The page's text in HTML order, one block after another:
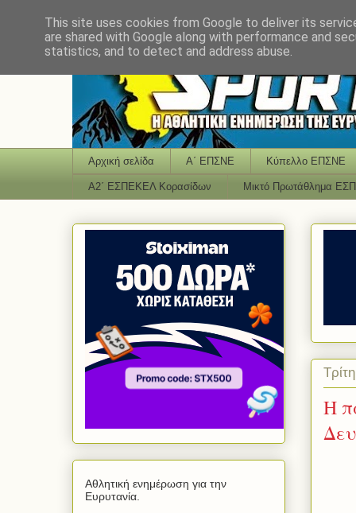
Αρχική σελίδα Α΄ ΕΠΣΝΕ Κύπελλο ΕΠΣΝΕ
Α2΄ ΕΣΠΕΚΕΛ Κορασίδων Μικτό Πρωτάθλημα
Η
Αθλητική ενημέρωση για την
Ευρυτανία.
This site uses cookies from Google to deliver its
are shared with Google along with performance and
statistics, and to detect and address abuse.